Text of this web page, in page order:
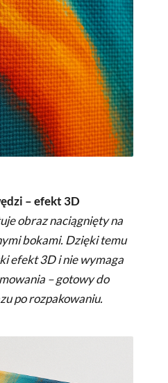
– efekt 3D
obraz naciągnięty na
bokami. Dzięki temu
efekt 3D i nie wymaga
– gotowy do
po rozpakowaniu.